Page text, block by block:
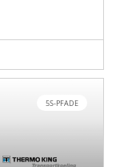
5S-PFADE